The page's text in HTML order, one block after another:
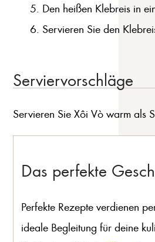
Den heißen Klebreis in
Servieren Sie den
Serviervorschläge
Servieren Sie Xôi Vò warm als
Das perfekte
Perfekte Rezepte verdienen
ideale Begleitung für deine